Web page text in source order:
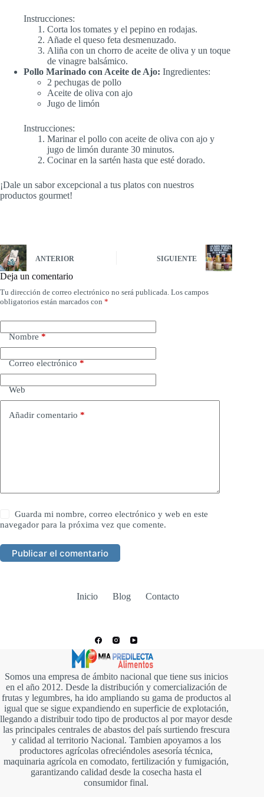
Instrucciones:
Corta los tomates y el pepino en rodajas.
Añade el queso feta desmenuzado.
Aliña con un chorro de aceite de oliva y un toque
de vinagre balsámico.
Pollo Marinado con Aceite de Ajo: Ingredientes:
2 pechugas de pollo
Aceite de oliva con ajo
Jugo de limón
Instrucciones:
Marinar el pollo con aceite de oliva con ajo y
jugo de limón durante 30 minutos.
Cocinar en la sartén hasta que esté dorado.
¡Dale un sabor excepcional a tus platos con nuestros
productos gourmet!
ANTERIOR SIGUIENTE
Deja un comentario
Tu dirección de correo electrónico no será publicada. Los campos
obligatorios están marcados con *
Nombre *
Correo electrónico *
Web
Añadir comentario *
Guarda mi nombre, correo electrónico y web en este
navegador para la próxima vez que comente.
Publicar el comentario
Inicio Blog Contacto
Somos una empresa de ámbito nacional que tiene sus inicios
en el año 2012. Desde la distribución y comercialización de
frutas y legumbres, ha ido ampliando su gama de productos al
igual que se sigue expandiendo en superficie de explotación,
llegando a distribuir todo tipo de productos al por mayor desde
las principales centrales de abastos del país surtiendo frescura
y calidad al territorio Nacional. Tambien apoyamos a los
productores agrícolas ofreciéndoles asesoría técnica,
maquinaria agrícola en comodato, fertilización y fumigación,
garantizando calidad desde la cosecha hasta el
consumidor final.